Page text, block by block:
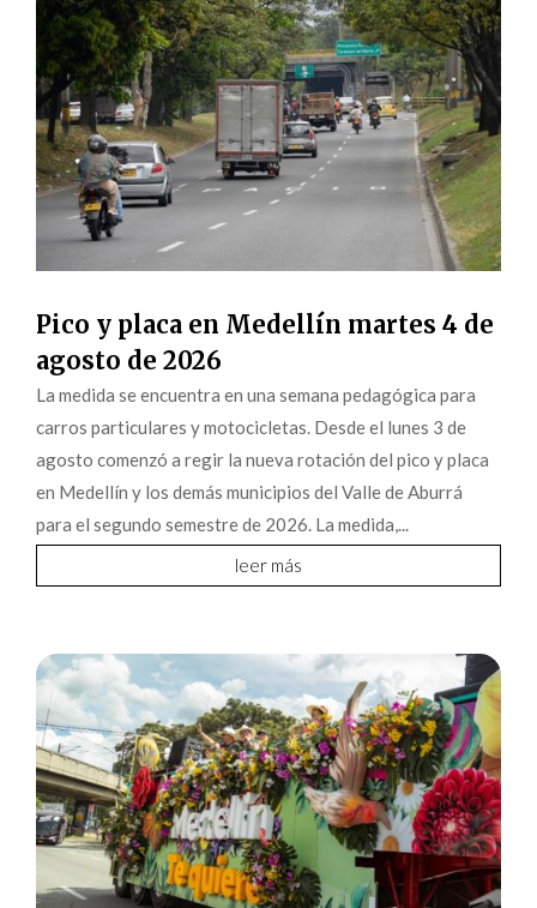
Pico y placa en Medellín martes 4 de
agosto de 2026
La medida se encuentra en una semana pedagógica para
carros particulares y motocicletas. Desde el lunes 3 de
agosto comenzó a regir la nueva rotación del pico y placa
en Medellín y los demás municipios del Valle de Aburrá
para el segundo semestre de 2026. La medida,...
leer más